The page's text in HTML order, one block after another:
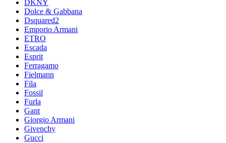
DKNY
Dolce & Gabbana
Dsquared2
Emporio Armani
ETRO
Escada
Esprit
Ferragamo
Fielmann
Fila
Fossil
Furla
Gant
Giorgio Armani
Givenchy
Gucci